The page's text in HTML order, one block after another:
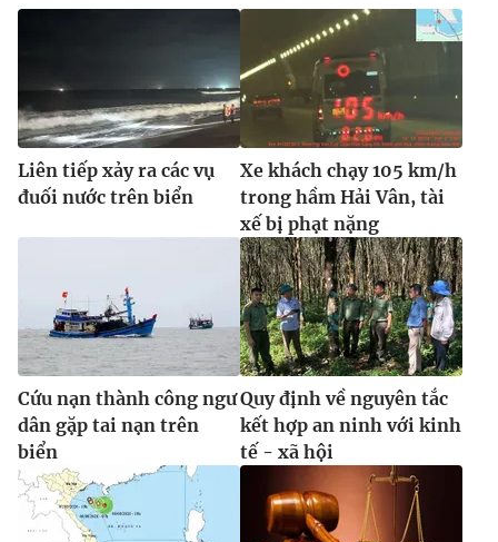
Liên tiếp xảy ra các vụ
đuối nước trên biển
Xe khách chạy 105 km/h
trong hầm Hải Vân, tài
xế bị phạt nặng
Cứu nạn thành công ngư
dân gặp tai nạn trên
biển
Quy định về nguyên tắc
kết hợp an ninh với kinh
tế - xã hội